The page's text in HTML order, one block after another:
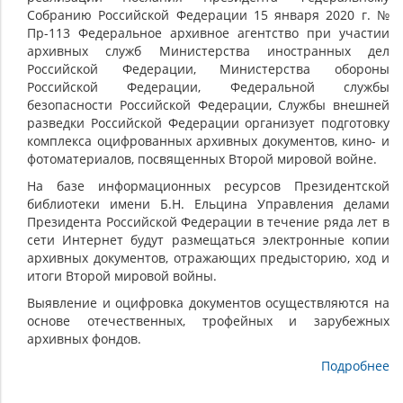
архивы субъектов Российской Федерации.
В Комплексе представлены документы о предыстории
Второй мировой войны 1933–1938 гг., периода накануне
1939 г. – 22 июня 1941 г. и начала Великой
Отечественной войны 22 июня 1941 г. – 19 ноября 1942
г., ключевого периода войны 19 ноября 1942 г. – 7
ноября 1944 г. и заключительного этапа 7 ноября 1944 г.
– 3 сентября 1945 г.
30 июня 1941 г. был образован Государственный комитет
обороны СССР (ГКО СССР) – высший чрезвычайный
орган власти в СССР в военный период. Постановление о
создании ГКО СССР официально было принято
Президиумом Верховного Совета СССР – высшим
законодательным и распорядительным органом
– высшим руководящим партийным органом и Советом
народных комиссаров СССР – советским правительством.
Текст постановления был написан 30 июня 1941 г. Г. М.
Маленковым во время совещания на даче И. В. Сталина
Собранию Российской Федерации 15 января 2020 г. №
Пр-113 Федеральное архивное агентство при участии
архивных служб Министерства иностранных дел
Российской Федерации, Министерства обороны
Российской Федерации, Федеральной службы
безопасности Российской Федерации, Службы внешней
разведки Российской Федерации организует подготовку
комплекса оцифрованных архивных документов, кино- и
фотоматериалов, посвященных Второй мировой войне.
На базе информационных ресурсов Президентской
библиотеки имени Б.Н. Ельцина Управления делами
Президента Российской Федерации в течение ряда лет в
сети Интернет будут размещаться электронные копии
архивных документов, отражающих предысторию, ход и
итоги Второй мировой войны.
Выявление и оцифровка документов осуществляются на
основе отечественных, трофейных и зарубежных
архивных фондов.
Подробнее